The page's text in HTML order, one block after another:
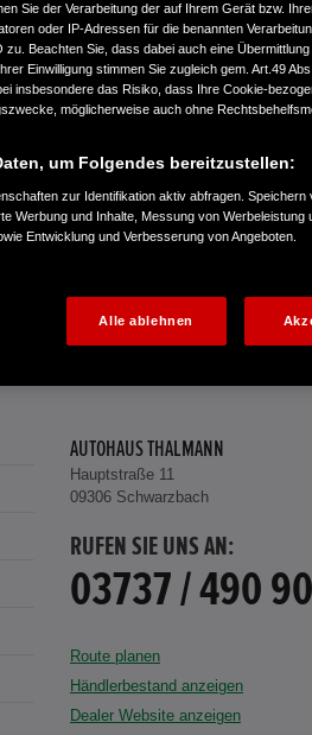
AUTOHAUS THALMANN
Hauptstraße 11
09306 Schwarzbach
RUFEN SIE UNS AN:
03737 / 490 90
Route planen
Händlerbestand anzeigen
Dealer Website anzeigen
Sie der Verarbeitung der auf Ihrem Gerät bzw.
oder IP-Adressen für die benannten
Beachten Sie, dass dabei auch eine Übermittlung
Einwilligung stimmen Sie zugleich gem. Art.49
insbesondere das Risiko, dass Ihre Cookie-
möglicherweise auch ohne
um Folgendes bereitzustellen:
zur Identifikation aktiv abfragen. Speichern
Werbung und Inhalte, Messung von Werbeleistung
Entwicklung und Verbesserung von Angeboten.
Alle ablehnen